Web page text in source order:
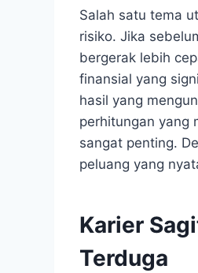
Salah satu tema
risiko. Jika
bergerak lebih
finansial yang
hasil yang
perhitungan yang
sangat penting.
peluang yang
Karier
Terduga